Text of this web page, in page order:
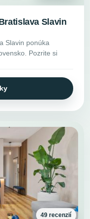
Slavin
Slavin ponúka
Pozrite si
49 recenzií